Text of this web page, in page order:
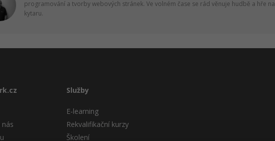
programování a tvorby webových stránek. Ve volném čase se rád věnuje hudbě a hře na
kytaru.
nás
Služby
E-learning
Rekvalifikační kurzy
Školení